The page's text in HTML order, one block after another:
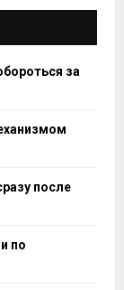
за
после
по